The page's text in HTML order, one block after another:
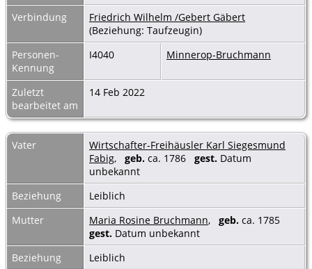
Verbindung
Friedrich Wilhelm /Gebert Gäbert
(Beziehung: Taufzeugin)
Personen-
Kennung
I4040 Minnerop-Bruchmann
Zuletzt
bearbeitet am
14 Feb 2022
Vater
Wirtschafter-Freihäusler Karl Siegesmund
Fabig, geb. ca. 1786 gest. Datum
unbekannt
Beziehung
Leiblich
Mutter
Maria Rosine Bruchmann, geb. ca. 1785
gest. Datum unbekannt
Beziehung
Leiblich